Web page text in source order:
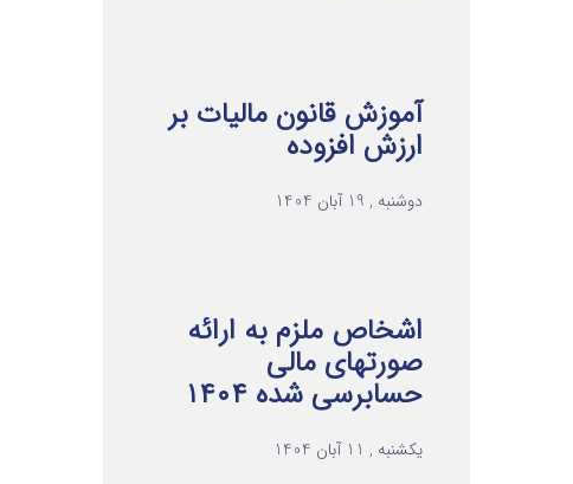
آموزش قانون مالیات بر
ارزش افزوده
دوشنبه , 19 آبان 1404
اشخاص ملزم به ارائه
صورتهای مالی
حسابرسی شده ۱۴۰۴
یکشنبه , 11 آبان 1404